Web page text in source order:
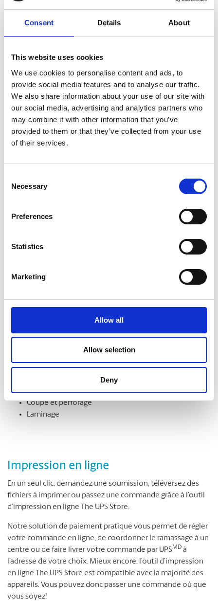
Consent Details About
This website uses cookies
We use cookies to personalise content and ads, to
provide social media features and to analyse our traffic.
We also share information about your use of our site with
our social media, advertising and analytics partners who
may combine it with other information that you’ve
provided to them or that they’ve collected from your use
of their services.
Selection
Necessary
Preferences
Statistics
Marketing
Allow all
Allow selection
Deny
Banderoles
Des salons commerciaux aux inaugurations officielles, les
banderoles attirent l’attention et communiquent votre
message avec force. Nous offrons des banderoles de
dimensions standards ou sur mesure. Nous pouvons même
les monter sur un support pour afficher clairement votre
présence.
affiches d’allure professionnelle dans un vaste choix de
formats. Nous pouvons aussi les monter sur un support et
Finition de documents
Démarquez-vous par la qualité de vos documents et de vos
Reliure
Mise en bloc
Coupe et perforage
Laminage
Impression en ligne
En un seul clic, demandez une soumission, téléversez des
fichiers à imprimer ou passez une commande grâce à l’outil
d’impression en ligne The UPS Store.
Notre solution de paiement pratique vous permet de régler
votre commande en ligne, de coordonner le ramassage à un
centre ou de faire livrer votre commande par UPSMD à
l’adresse de votre choix. Mieux encore, l’outil d’impression
en ligne The UPS Store est compatible avec la majorité des
appareils. Vous pouvez donc passer une commande où que
vous soyez!